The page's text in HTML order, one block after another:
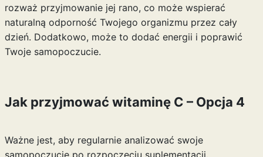
rozważ przyjmowanie jej rano, co może wspierać
naturalną odporność Twojego organizmu przez cały
dzień. Dodatkowo, może to dodać energii i poprawić
Twoje samopoczucie.
Jak przyjmować witaminę C – Opcja 4
Ważne jest, aby regularnie analizować swoje
samopoczucie po rozpoczęciu suplementacji.